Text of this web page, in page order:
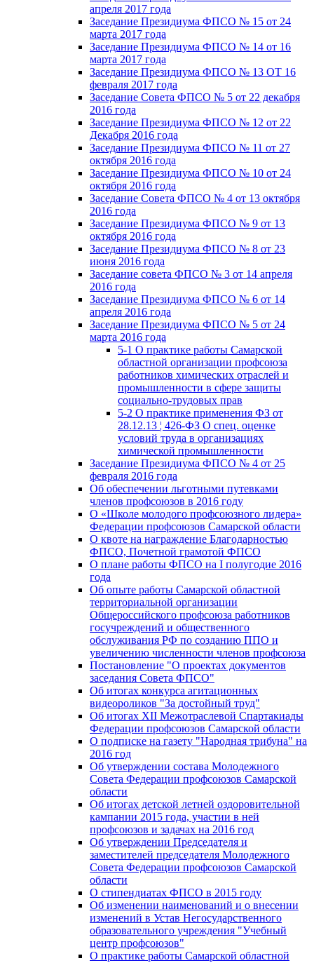
апреля 2017 года
Заседание Президиума ФПСО № 15 от 24
марта 2017 года
Заседание Президиума ФПСО № 14 от 16
марта 2017 года
Заседание Президиума ФПСО № 13 ОТ 16
февраля 2017 года
Заседание Совета ФПСО № 5 от 22 декабря
2016 года
Заседание Президиума ФПСО № 12 от 22
Декабря 2016 года
Заседание Президиума ФПСО № 11 от 27
октября 2016 года
Заседание Президиума ФПСО № 10 от 24
октября 2016 года
Заседание Совета ФПСО № 4 от 13 октября
2016 года
Заседание Президиума ФПСО № 9 от 13
октября 2016 года
Заседание Президиума ФПСО № 8 от 23
июня 2016 года
Заседание совета ФПСО № 3 от 14 апреля
2016 года
Заседание Президиума ФПСО № 6 от 14
апреля 2016 года
Заседание Президиума ФПСО № 5 от 24
марта 2016 года
5-1 О практике работы Самарской
областной организации профсоюза
работников химических отраслей и
промышленности в сфере защиты
социально-трудовых прав
5-2 О практике применения ФЗ от
28.12.13 ¦ 426-ФЗ О спец. оценке
условий труда в организациях
химической промышленности
Заседание Президиума ФПСО № 4 от 25
февраля 2016 года
Об обеспечении льготными путевками
членов профсоюзов в 2016 году
О «Школе молодого профсоюзного лидера»
Федерации профсоюзов Самарской области
О квоте на награждение Благодарностью
ФПСО, Почетной грамотой ФПСО
О плане работы ФПСО на I полугодие 2016
года
Об опыте работы Самарской областной
территориальной организации
Общероссийского профсоюза работников
госучреждений и общественного
обслуживания РФ по созданию ППО и
увеличению численности членов профсоюза
Постановление "О проектах документов
заседания Совета ФПСО"
Об итогах конкурса агитационных
видеороликов "За достойный труд"
Об итогах XII Межотраслевой Спартакиады
Федерации профсоюзов Самарской области
О подписке на газету "Народная трибуна" на
2016 год
Об утверждении состава Молодежного
Совета Федерации профсоюзов Самарской
области
Об итогах детской летней оздоровительной
кампании 2015 года, участии в ней
профсоюзов и задачах на 2016 год
Об утверждении Председателя и
заместителей председателя Молодежного
Совета Федерации профсоюзов Самарской
области
О стипендиатах ФПСО в 2015 году
Об изменении наименований и о внесении
изменений в Устав Негосударственного
образовательного учреждения "Учебный
центр профсоюзов"
О практике работы Самарской областной